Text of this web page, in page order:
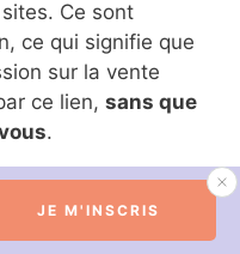
Ce sont
ce qui signifie que
sur la vente
ce lien, sans que
.
le premier tome de
vendu neuf aux
JE M'INSCRIS